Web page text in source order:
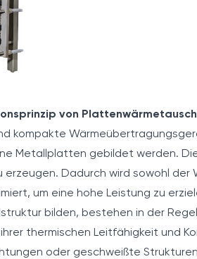
von
kompakte
Metallplatten gebildet werden.
erzeugen. Dadurch wird sowohl
um eine hohe Leistung zu
bilden, bestehen in der
thermischen Leitfähigkeit und
oder geschweißte